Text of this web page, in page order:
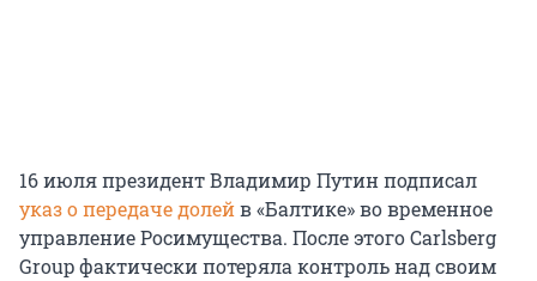
16 июля президент Владимир Путин подписал
указ о передаче долейв «Балтике» во временное
управление Росимущества. После этого Carlsberg
Group фактически потеряла контроль над своим